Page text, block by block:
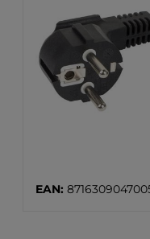
EAN: